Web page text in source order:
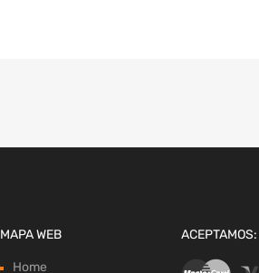
MAPA WEB
Home
ACEPTAMOS: